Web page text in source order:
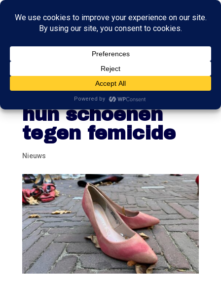
Politici
protesteren met
hun schoenen
tegen femicide
Nieuws